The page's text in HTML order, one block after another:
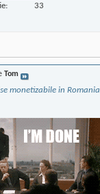
33
Tom
monetizabile in Romania